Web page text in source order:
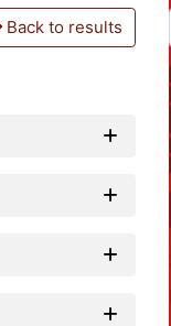
Back to results